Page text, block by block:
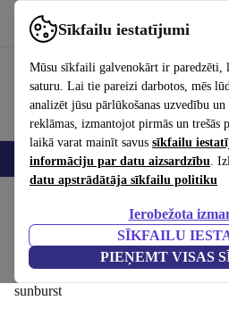
Sīkfailu iestatījumi
Mūsu sīkfaili galvenokārt ir paredzēti,
saturu. Lai tie pareizi darbotos, mēs
analizēt jūsu pārlūkošanas uzvedību
reklāmas, izmantojot pirmās un trešās
laikā varat mainīt savus sīkfailu
informāciju par datu aizsardzību.
datu apstrādātāja sīkfailu politiku
Ierobežota
SĪKFAILU
PIEŅEMT VISAS
Izmantojiet refurbed ātri un viegli
Viedtālruņi Portatīvie datori Planšetes
Greco SE380 Super
1980 - Sunburst
sunburst